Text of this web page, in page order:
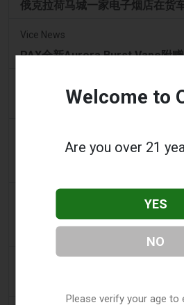
俄克拉荷马城一家电子烟店在货
Vice News
PAX全新Aurora Burst Vape附
想携带电子烟出国的旅客收到旅
大多数航空公司“禁止”放入托运
2FIRSTS | 2000 万美元、永久禁
Posh 协议加强了伊利诺伊州电子
Welcome to
Are you over 21
YES
NO
Please verify your age to